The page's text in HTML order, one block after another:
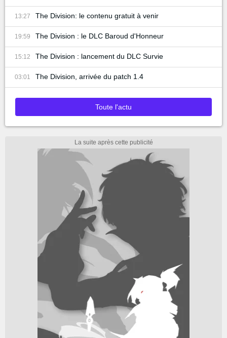
13:27 The Division: le contenu gratuit à venir
19:59 The Division : le DLC Baroud d'Honneur
15:12 The Division : lancement du DLC Survie
03:01 The Division, arrivée du patch 1.4
Toute l'actu